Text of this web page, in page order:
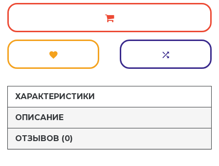
ХАРАКТЕРИСТИКИ
ОПИСАНИЕ
ОТЗЫВОВ (0)